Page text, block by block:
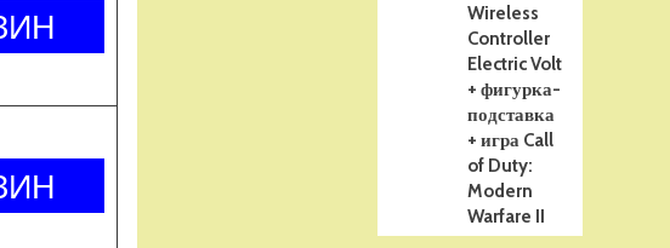
Wireless
Controller
Electric Volt
+ фигурка-
подставка
+ игра Call
of Duty:
Modern
Warfare II